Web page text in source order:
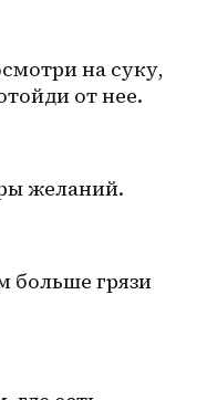
на суку,
от нее.
желаний.
больше грязи